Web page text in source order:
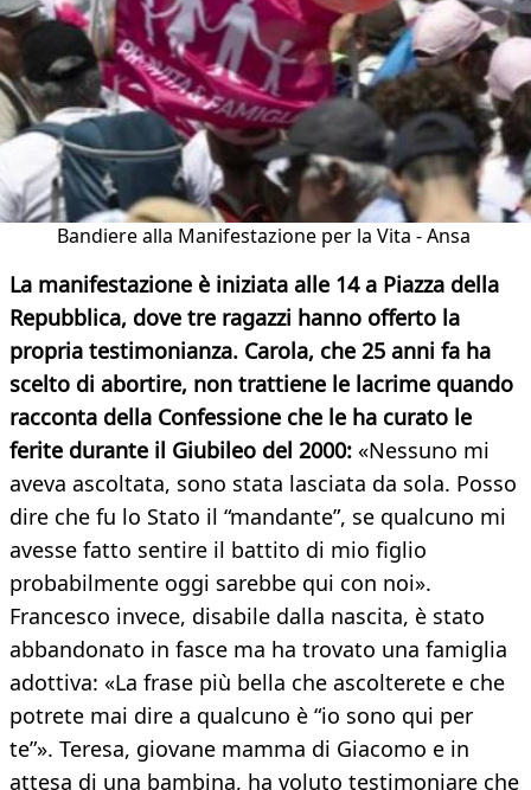
Bandiere alla Manifestazione per la Vita - Ansa
La manifestazione è iniziata alle 14 a Piazza della
Repubblica, dove tre ragazzi hanno offerto la
propria testimonianza. Carola, che 25 anni fa ha
scelto di abortire, non trattiene le lacrime quando
racconta della Confessione che le ha curato le
ferite durante il Giubileo del 2000: «Nessuno mi
aveva ascoltata, sono stata lasciata da sola. Posso
dire che fu lo Stato il “mandante”, se qualcuno mi
avesse fatto sentire il battito di mio figlio
probabilmente oggi sarebbe qui con noi».
Francesco invece, disabile dalla nascita, è stato
abbandonato in fasce ma ha trovato una famiglia
adottiva: «La frase più bella che ascolterete e che
potrete mai dire a qualcuno è “io sono qui per
te”». Teresa, giovane mamma di Giacomo e in
attesa di una bambina, ha voluto testimoniare che